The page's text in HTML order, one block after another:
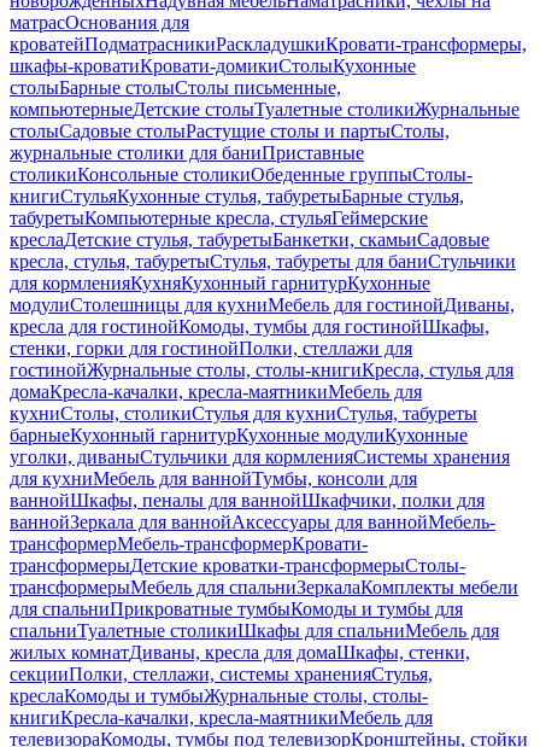
матрасОснования для
кроватейПодматрасникиРаскладушкиКровати-трансформеры,
шкафы-кроватиКровати-домикиСтолыКухонные
столыБарные столыСтолы письменные,
компьютерныеДетские столыТуалетные столикиЖурнальные
столыСадовые столыРастущие столы и партыСтолы,
журнальные столики для баниПриставные
столикиКонсольные столикиОбеденные группыСтолы-
книгиСтульяКухонные стулья, табуретыБарные стулья,
табуретыКомпьютерные кресла, стульяГеймерские
креслаДетские стулья, табуретыБанкетки, скамьиСадовые
кресла, стулья, табуретыСтулья, табуреты для баниСтульчики
для кормленияКухняКухонный гарнитурКухонные
модулиСтолешницы для кухниМебель для гостинойДиваны,
кресла для гостинойКомоды, тумбы для гостинойШкафы,
стенки, горки для гостинойПолки, стеллажи для
гостинойЖурнальные столы, столы-книгиКресла, стулья для
домаКресла-качалки, кресла-маятникиМебель для
кухниСтолы, столикиСтулья для кухниСтулья, табуреты
барныеКухонный гарнитурКухонные модулиКухонные
уголки, диваныСтульчики для кормленияСистемы хранения
для кухниМебель для ваннойТумбы, консоли для
ваннойШкафы, пеналы для ваннойШкафчики, полки для
ваннойЗеркала для ваннойАксессуары для ваннойМебель-
трансформерМебель-трансформерКровати-
трансформерыДетские кроватки-трансформерыСтолы-
трансформерыМебель для спальниЗеркалаКомплекты мебели
для спальниПрикроватные тумбыКомоды и тумбы для
спальниТуалетные столикиШкафы для спальниМебель для
жилых комнатДиваны, кресла для домаШкафы, стенки,
секцииПолки, стеллажи, системы храненияСтулья,
креслаКомоды и тумбыЖурнальные столы, столы-
книгиКресла-качалки, кресла-маятникиМебель для
телевизораКомоды, тумбы под телевизорКронштейны, стойки